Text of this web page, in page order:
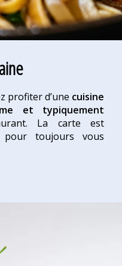
profiter d’une cuisine
et typiquement
La carte est
pour toujours vous